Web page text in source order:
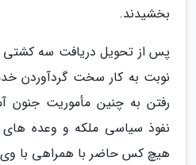
بخشیدند.
پس از تحویل دریافت سه کشتی
نوبت به کار سخت گردآوردن
رفتن به چنین مأموریت جنون
نفوذ سیاسی ملکه و وعده های
هیچ کس حاضر با همراهی با